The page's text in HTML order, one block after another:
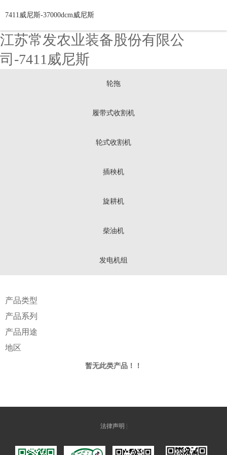
江苏常发农业装备股份有限公
司-7411威尼斯
7411威尼斯-37000dcm威尼斯
轮拖
履带式收割机
轮式收割机
插秧机
旋耕机
柴油机
发电机组
产品类型
产品系列
产品用途
地区
暂无此类产品！！
法律声明